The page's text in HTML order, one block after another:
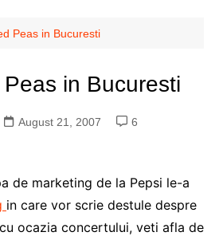
Peas in Bucuresti
in Bucuresti
August 21, 2007
6
de marketing de la Pepsi le-a
in care vor scrie destule despre
cu ocazia concertului, veti afla de